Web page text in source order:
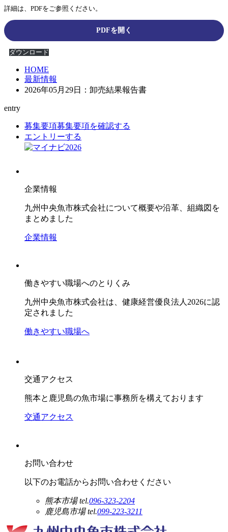
詳細は、PDFをご参照ください。
PDFを開く
ダウンロード
HOME
最新情報
2026年05月29日：卸売結果報告書
entry
募集要項募集要項を確認する
エントリーする
企業情報
九州中央魚市株式会社について概要や沿革、組織図を
まとめました
企業情報
働きやすい職場へのとりくみ
九州中央魚市株式会社は、健康経営優良法人2026に認
定されました
働きやすい職場へ
交通アクセス
熊本と鹿児島の魚市場に事務所を構えております
交通アクセス
お問い合わせ
以下のお電話からお問い合わせください
熊本市場 tel.096-323-2204
鹿児島市場 tel.099-223-3211